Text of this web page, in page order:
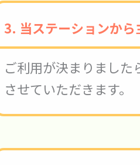
3. 当ステーションか
ご利用が決まりまし
させていただきます。